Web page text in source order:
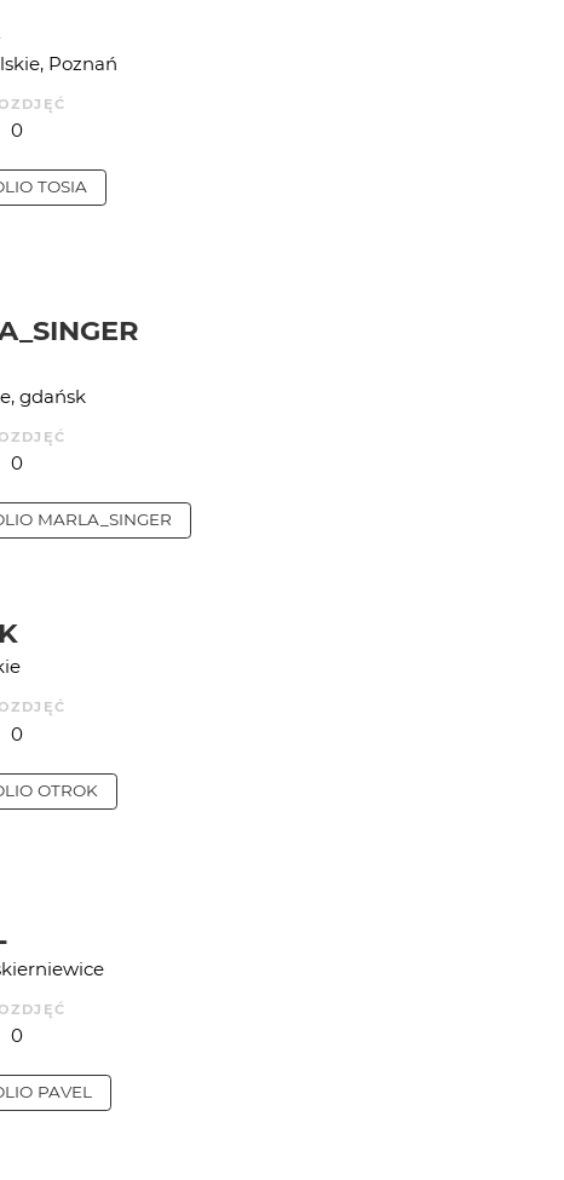
Poznań
ZDJĘĆ
0
TOSIA
gdańsk
ZDJĘĆ
0
MARLA_SINGER
ZDJĘĆ
0
OTROK
ZDJĘĆ
0
PAVEL